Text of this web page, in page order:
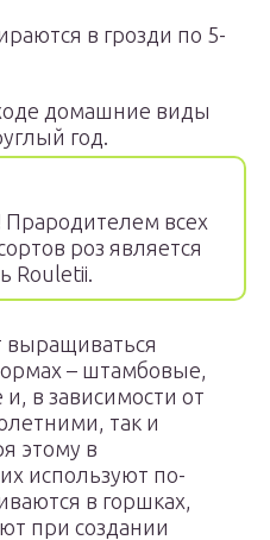
в грозди по 5-
домашние виды
год.
Прародителем всех
роз является
Rouletii.
выращиваться
– штамбовые,
в зависимости от
так и
этому в
используют по-
в горшках,
при создании